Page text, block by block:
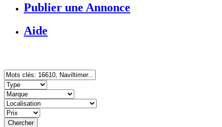
Publier une Annonce
Aide